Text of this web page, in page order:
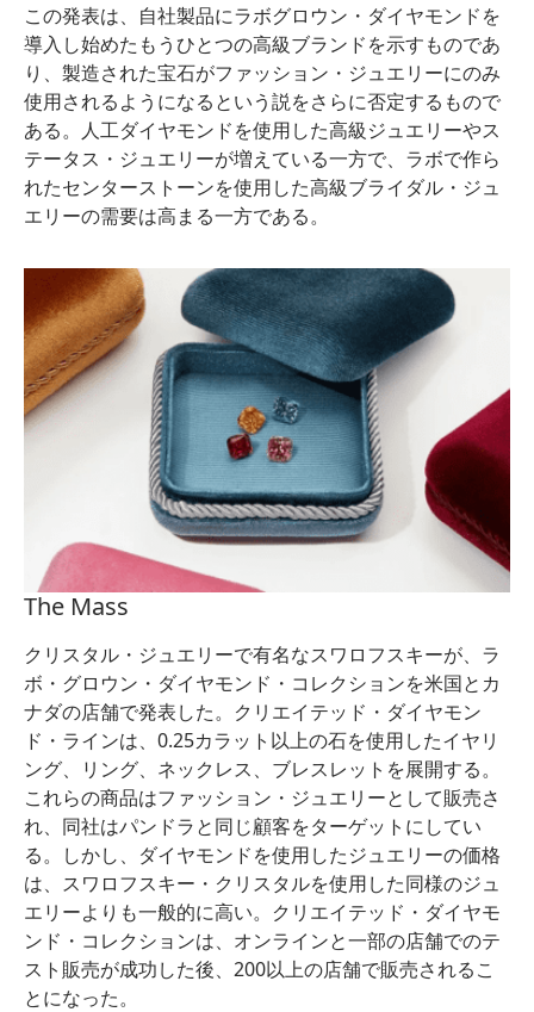
この発表は、自社製品にラボグロウン・ダイヤモンドを
導入し始めたもうひとつの高級ブランドを示すものであ
り、製造された宝石がファッション・ジュエリーにのみ
使用されるようになるという説をさらに否定するもので
ある。人工ダイヤモンドを使用した高級ジュエリーやス
テータス・ジュエリーが増えている一方で、ラボで作ら
れたセンターストーンを使用した高級ブライダル・ジュ
エリーの需要は高まる一方である。
The Mass
クリスタル・ジュエリーで有名なスワロフスキーが、ラ
ボ・グロウン・ダイヤモンド・コレクションを米国とカ
ナダの店舗で発表した。クリエイテッド・ダイヤモン
ド・ラインは、0.25カラット以上の石を使用したイヤリ
ング、リング、ネックレス、ブレスレットを展開する。
これらの商品はファッション・ジュエリーとして販売さ
れ、同社はパンドラと同じ顧客をターゲットにしてい
る。しかし、ダイヤモンドを使用したジュエリーの価格
は、スワロフスキー・クリスタルを使用した同様のジュ
エリーよりも一般的に高い。クリエイテッド・ダイヤモ
ンド・コレクションは、オンラインと一部の店舗でのテ
スト販売が成功した後、200以上の店舗で販売されるこ
とになった。